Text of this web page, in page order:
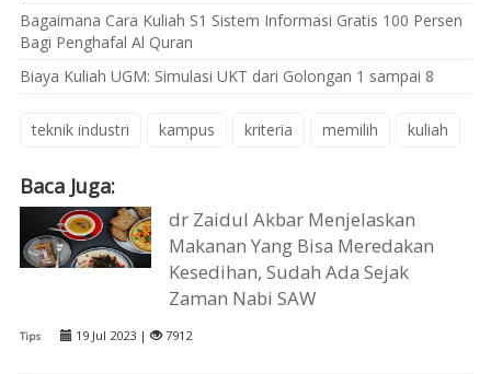
Bagaimana Cara Kuliah S1 Sistem Informasi Gratis 100 Persen
Bagi Penghafal Al Quran
Biaya Kuliah UGM: Simulasi UKT dari Golongan 1 sampai 8
teknik industri kampus kriteria memilih kuliah
Baca Juga:
dr Zaidul Akbar Menjelaskan
Makanan Yang Bisa Meredakan
Kesedihan, Sudah Ada Sejak
Zaman Nabi SAW
Tips 19 Jul 2023 | 7912